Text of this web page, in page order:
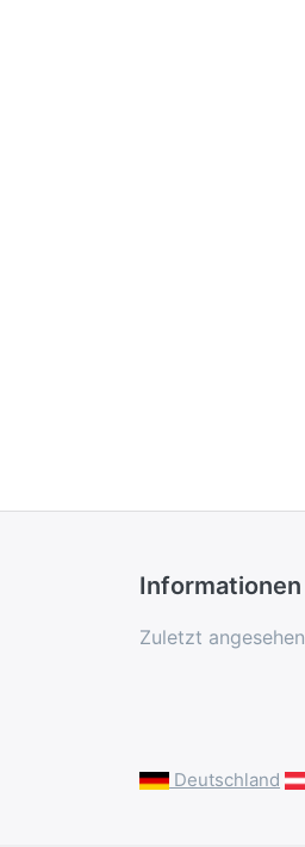
Informationen
Zuletzt angesehen
Deutschland